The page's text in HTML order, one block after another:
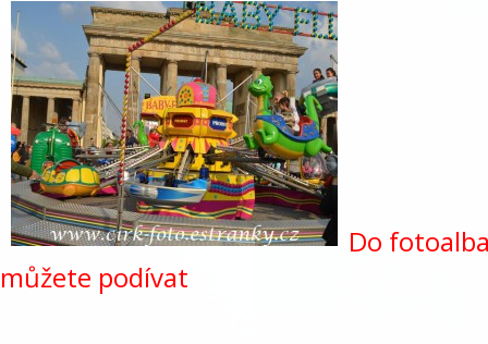
Do
můžete podívat